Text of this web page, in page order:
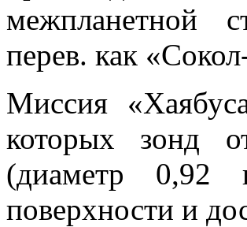
межпланетной
перев. как
Миссия
которых зонд
(диаметр 0,92
поверхности и